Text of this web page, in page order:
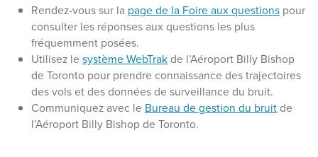
Rendez-vous sur la page de la Foire aux questions pour
consulter les réponses aux questions les plus
fréquemment posées.
Utilisez le système WebTrakde l’Aéroport Billy Bishop
de Toronto pour prendre connaissance des trajectoires
des vols et des données de surveillance du bruit.
Communiquez avec le Bureau de gestion du bruitde
l’Aéroport Billy Bishop de Toronto.